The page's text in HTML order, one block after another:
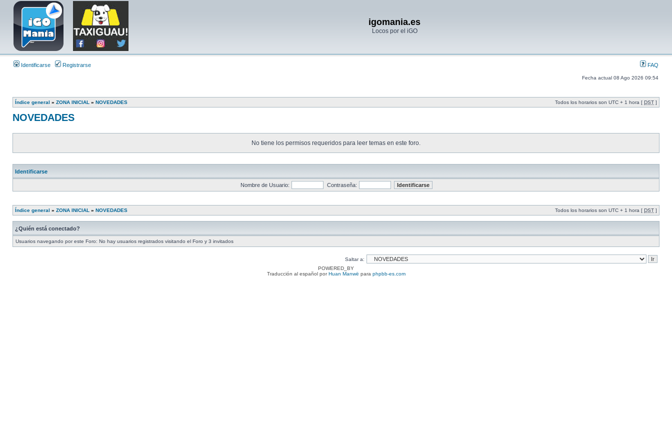
igomania.es
Locos por el iGO
Identificarse Registrarse FAQ
Fecha actual 08 Ago 2026 09:54
Índice general » ZONA INICIAL » NOVEDADES Todos los horarios son UTC + 1 hora [ DST ]
NOVEDADES
No tiene los permisos requeridos para leer temas en este foro.
Identificarse
Nombre de Usuario: Contraseña:
Índice general » ZONA INICIAL » NOVEDADES Todos los horarios son UTC + 1 hora [ DST ]
¿Quién está conectado?
Usuarios navegando por este Foro: No hay usuarios registrados visitando el Foro y 3 invitados
Saltar a:
POWERED_BY
Traducción al español porHuan Manwë para phpbb-es.com